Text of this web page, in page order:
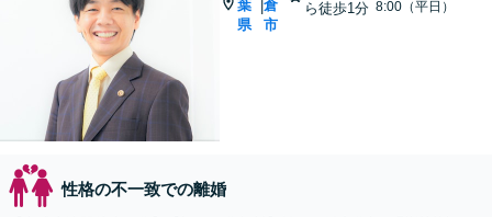
葉
県
|倉
市
ら徒歩1分 8:00（平日）
性格の不一致での離婚